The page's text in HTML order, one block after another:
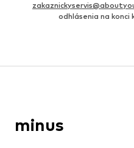
odhlásenia na
minus